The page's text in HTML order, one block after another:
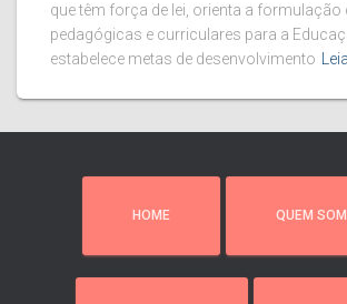
que têm força de lei, orienta a
pedagógicas e curriculares para a
estabelece metas de desenvolvimento
HOME QUEM